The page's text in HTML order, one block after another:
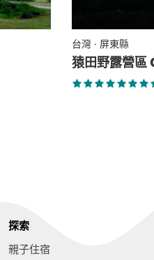
台灣 · 屏東縣
猿田野露營
探索
親子住宿